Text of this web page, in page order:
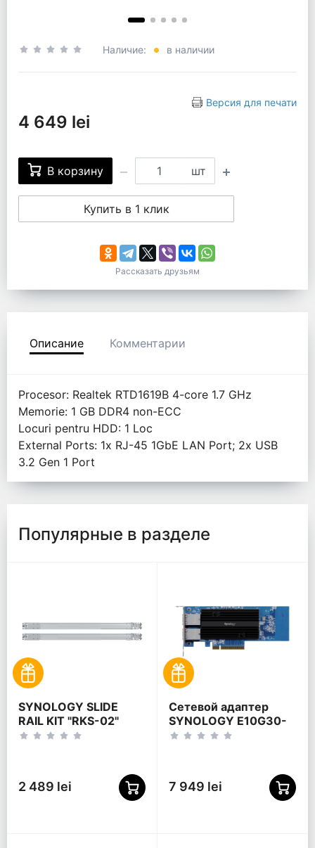
Наличие: в наличии
Версия для печати
4 649 lei
В корзину шт
Купить в 1 клик
Рассказать друзьям
Описание Комментарии
Procesor: Realtek RTD1619B 4-core 1.7 GHz
Memorie: 1 GB DDR4 non-ECC
Locuri pentru HDD: 1 Loc
External Ports: 1x RJ-45 1GbE LAN Port; 2x USB
3.2 Gen 1 Port
Популярные в разделе
SYNOLOGY SLIDE
RAIL KIT "RKS-02"
2 489 lei
Сетевой адаптер
SYNOLOGY E10G30-
F2 + дополнительная
7 949 lei